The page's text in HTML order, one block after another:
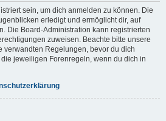
sein, um dich anmelden zu können. Die
erledigt und ermöglicht dir, auf
Die Board-Administration kann registrierten
zuweisen. Beachte bitte unsere
verwandten Regelungen, bevor du dich
jeweiligen Forenregeln, wenn du dich in